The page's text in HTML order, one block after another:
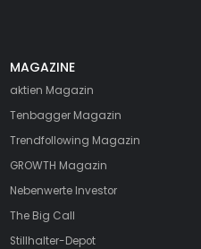
MAGAZINE
aktien Magazin
Tenbagger Magazin
Trendfollowing Magazin
GROWTH Magazin
Nebenwerte Investor
The Big Call
Stillhalter-Depot